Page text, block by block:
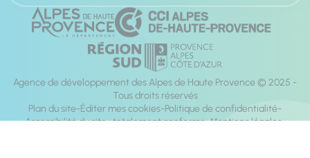
Agence de développement des Alpes de Haute Provence © 2025 -
Tous droits réservés
Plan du site Éditer mes cookies Politique de confidentialité
Accessibilité du site : totalement conforme Mentions légales